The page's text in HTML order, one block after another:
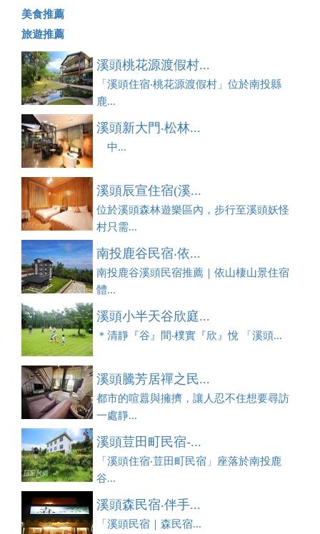
美食推薦
旅遊推薦
溪頭桃花源渡假村...
「溪頭住宿‧桃花源渡假村」位於南投縣
鹿...
溪頭新大門‧松林...
中...
溪頭辰宣住宿(溪...
位於溪頭森林遊樂區內，步行至溪頭妖怪
村只需...
南投鹿谷民宿‧依...
南投鹿谷溪頭民宿推薦｜依山棲山景住宿
體...
溪頭小半天谷欣庭...
＊清靜『谷』間‧樸實『欣』悅 「溪頭...
溪頭騰芳居禪之民...
都市的喧囂與擁擠，讓人忍不住想要尋訪
一處靜...
溪頭荳田町民宿-...
「溪頭住宿‧荳田町民宿」座落於南投鹿
谷...
溪頭森民宿‧伴手...
「溪頭民宿｜森民宿...